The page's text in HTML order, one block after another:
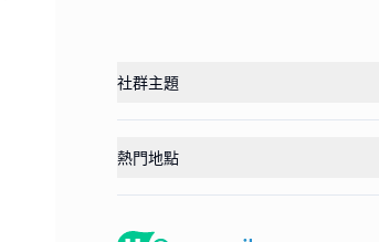
社群主題
熱門地點